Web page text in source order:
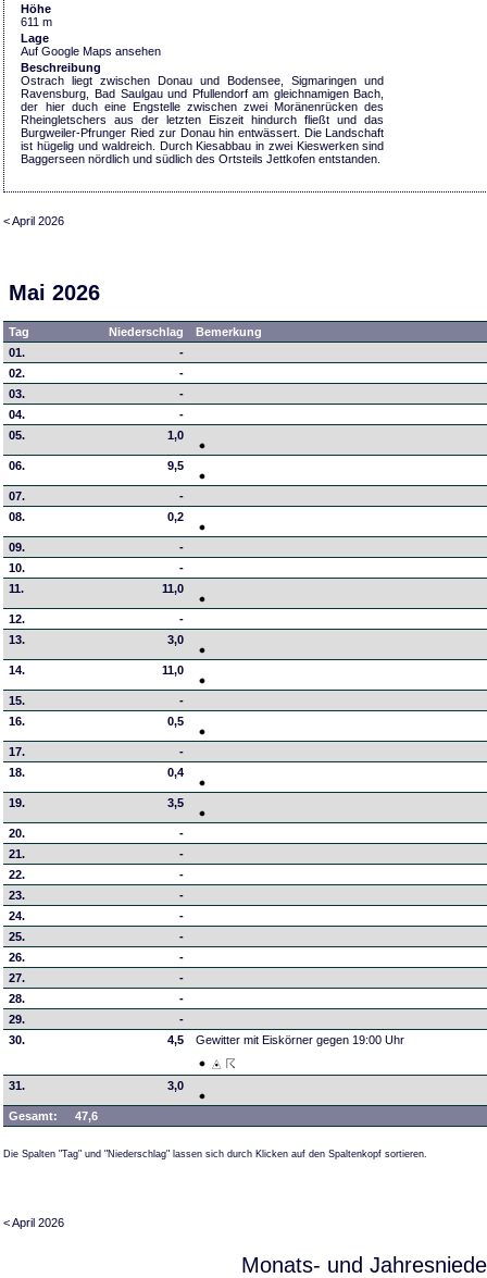
Höhe
611 m
Lage
Auf Google Maps ansehen
Beschreibung
Ostrach liegt zwischen Donau und Bodensee, Sigmaringen und
Ravensburg, Bad Saulgau und Pfullendorf am gleichnamigen Bach,
der hier duch eine Engstelle zwischen zwei Moränenrücken des
Rheingletschers aus der letzten Eiszeit hindurch fließt und das
Burgweiler-Pfrunger Ried zur Donau hin entwässert. Die Landschaft
ist hügelig und waldreich. Durch Kiesabbau in zwei Kieswerken sind
Baggerseen nördlich und südlich des Ortsteils Jettkofen entstanden.
< April 2026
Mai 2026
Tag Niederschlag
Bemerkung
01.
-
02.
-
03.
-
04.
-
05.
1,0
06. 9,5
07.
-
08.
0,2
09.
-
10.
-
11.
11,0
12.
-
13.
3,0
14. 11,0
15.
-
16.
0,5
17.
-
18.
0,4
19. 3,5
20.
-
21.
-
22.
-
23.
-
24.
-
25.
-
26.
-
27.
-
28.
-
29.
-
30.
4,5 Gewitter mit Eiskörner gegen 19:00 Uhr
31. 3,0
Gesamt: 47,6
Die Spalten "Tag" und "Niederschlag" lassen sich durch Klicken auf den Spaltenkopf sortieren.
< April 2026
Monats- und